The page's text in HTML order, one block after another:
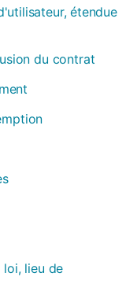
étendue
du contrat
loi, lieu de